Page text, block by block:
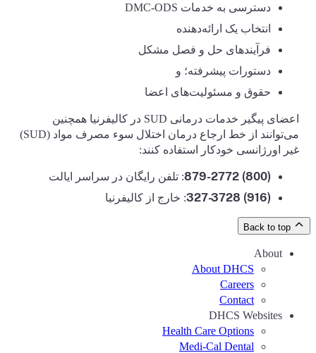
دسترسی به خدمات DMC-ODS
انتخاب یک ارائه‌دهنده
فرآیندهای حل و فصل مشکل
دستورات پیشرفته؛ و
حقوق و مسئولیت‌های اعضا
اعضای پیگیر خدمات درمانی SUD در کالیفرنیا همچنین
می‌توانند از خط ارجاع درمان اختلال سوء مصرف مواد (SUD)
غیر اورژانسی خودکار استفاده کنند:
(800) 879-2772 : تلفن رایگان در سراسر ایالت
(916) 327-3728 : خارج از کالیفرنیا
Back to top
About
About DHCS
Careers
Contact
DHCS Websites
Health Care Options
Medi-Cal Dental